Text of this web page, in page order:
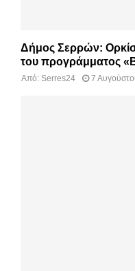
Δήμος Σερρών:
του προγράμματος
Από: Serres24 7